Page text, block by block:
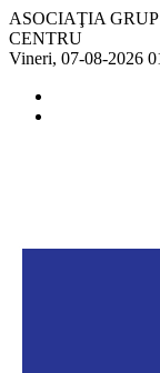
ASOCIAŢIA
CENTRU
Vineri, 07-08-2026